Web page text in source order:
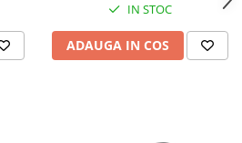
si
IN STOC
ADAUGA IN COS